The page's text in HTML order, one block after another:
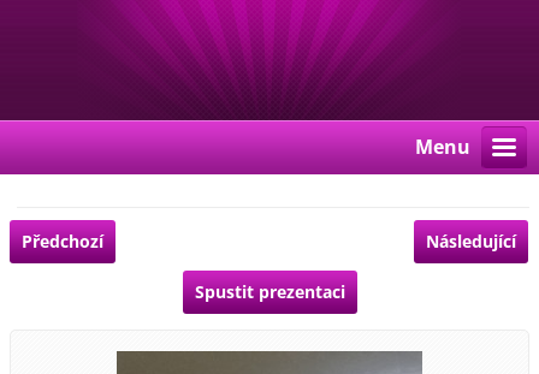
Menu
Předchozí Následující
Spustit prezentaci